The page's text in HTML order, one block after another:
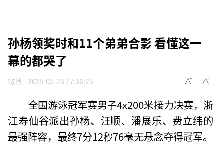
孙杨领奖时和11个弟弟合影 看懂这一
幕的都哭了
微博 2025-05-23 17:36:25
全国游泳冠军赛男子4x200米接力决赛，浙
江寿仙谷派出孙杨、汪顺、潘展乐、费立纬的
最强阵容，最终7分12秒76毫无悬念夺得冠军。